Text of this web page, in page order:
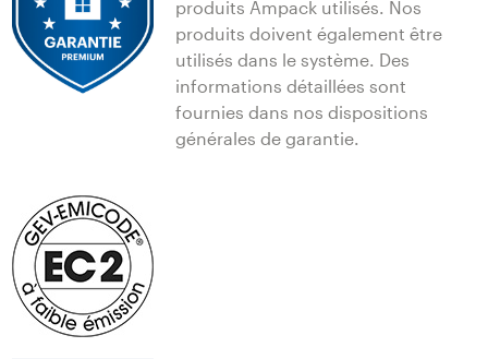
produits Ampack utilisés. Nos
produits doivent également être
utilisés dans le système. Des
informations détaillées sont
fournies dans nos dispositions
générales de garantie.